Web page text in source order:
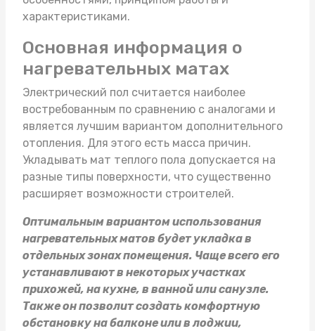
характеристиками.
Основная информация о
нагревательных матах
Электрический пол считается наиболее
востребованным по сравнению с аналогами и
является лучшим вариантом дополнительного
отопления. Для этого есть масса причин.
Укладывать мат теплого пола допускается на
разные типы поверхности, что существенно
расширяет возможности строителей.
Оптимальным вариантом использования
нагревательных матов будет укладка в
отдельных зонах помещения. Чаще всего его
устанавливают в некоторых участках
прихожей, на кухне, в ванной или санузле.
Также он позволит создать комфортную
обстановку на балконе или в лоджии,